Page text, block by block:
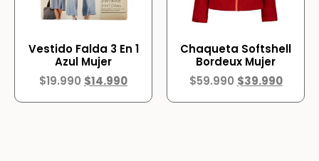
Vestido Falda 3 En 1
Azul Mujer
$19.990 $14.990
Chaqueta Softshell
Bordeux Mujer
$59.990 $39.990